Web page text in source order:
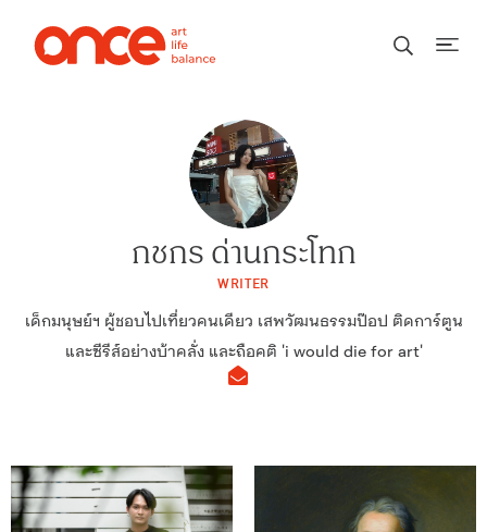
กชกร ด่านกระโทก
WRITER
เด็กมนุษย์ฯ ผู้ชอบไปเที่ยวคนเดียว เสพวัฒนธรรมป๊อป ติดการ์ตูน
และซีรีส์อย่างบ้าคลั่ง และถือคติ 'i would die for art'